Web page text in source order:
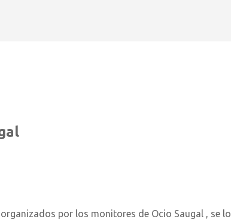
por los monitores de Ocio Saugal , se lo